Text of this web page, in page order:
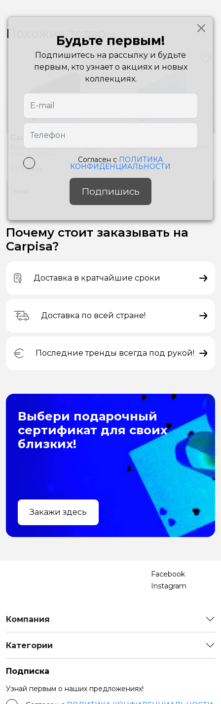
Похожие товары
Carpisa
Кошелек для женщин
579лей
Кошелек для женщин
579лей
Почему стоит заказывать на
Carpisa?
Доставка в кратчайшие сроки
Доставка по всей стране!
Последние тренды всегда под рукой!
Выбери подарочный
сертификат для своих
близких!
Закажи здесь
Facebook
Instagram
Компания
Категории
Подписка
Узнай первым о наших предложениях!
Будьте первым!
Подпишитесь на рассылку и будьте
первым, кто узнает о акциях и новых
коллекциях.
Согласен с ПОЛИТИКА
КОНФИДЕНЦИАЛЬНОСТИ
Подпишись